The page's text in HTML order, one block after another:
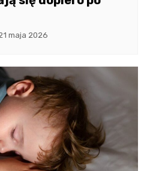
maja 2026